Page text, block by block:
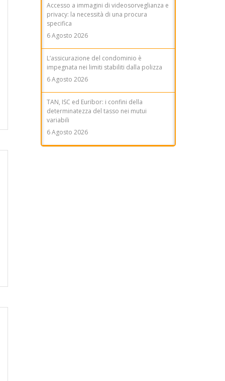
Accesso a immagini di videosorveglianza e
privacy: la necessità di una procura
specifica
6 Agosto 2026
L’assicurazione del condominio è
impegnata nei limiti stabiliti dalla polizza
6 Agosto 2026
TAN, ISC ed Euribor: i confini della
determinatezza del tasso nei mutui
variabili
6 Agosto 2026